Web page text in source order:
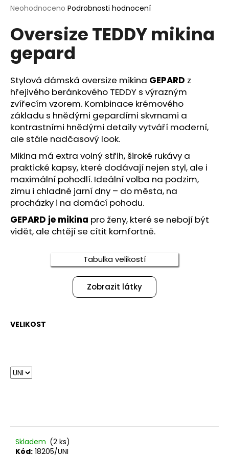
Průměrné
produktu
je
z
5
hvězdiček.
Neohodnoceno Podrobnosti hodnocení
Oversize TEDDY mikina
gepard
Stylová dámská oversize mikina GEPARD z
hřejivého beránkového TEDDY s výrazným
zvířecím vzorem. Kombinace krémového
základu s hnědými gepardími skvrnami a
kontrastními hnědými detaily vytváří moderní,
ale stále nadčasový look.
Mikina má extra volný střih, široké rukávy a
praktické kapsy, které dodávají nejen styl, ale i
maximální pohodlí. Ideální volba na podzim,
zimu i chladné jarní dny – do města, na
procházky i na domácí pohodu.
GEPARD je mikina pro ženy, které se nebojí být
vidět, ale chtějí se cítit komfortně.
Tabulka velikostí
Zobrazit látky
VELIKOST
Skladem (2 ks)
Kód: 18205/UNI
a
j
í
t
?
HLEDAT
D
o
p
o
r
u
č
SOUPRAVA
Kč